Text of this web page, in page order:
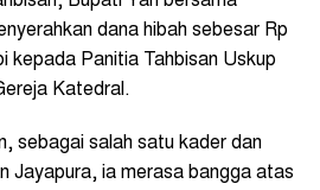
dana hibah sebesar Rp
kepada Panitia Tahbisan Uskup
Katedral.
sebagai salah satu kader dan
Jayapura, ia merasa bangga atas